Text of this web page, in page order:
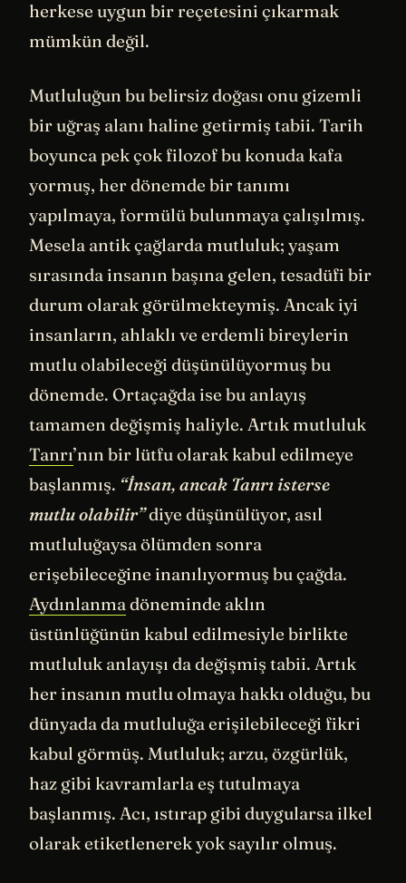
herkese uygun bir reçetesini çıkarmak
mümkün değil.
Mutluluğun bu belirsiz doğası onu gizemli
bir uğraş alanı haline getirmiş tabii. Tarih
boyunca pek çok filozof bu konuda kafa
yormuş, her dönemde bir tanımı
yapılmaya, formülü bulunmaya çalışılmış.
Mesela antik çağlarda mutluluk; yaşam
sırasında insanın başına gelen, tesadüfi bir
durum olarak görülmekteymiş. Ancak iyi
insanların, ahlaklı ve erdemli bireylerin
mutlu olabileceği düşünülüyormuş bu
dönemde. Ortaçağda ise bu anlayış
tamamen değişmiş haliyle. Artık mutluluk
Tanrı’nın bir lütfu olarak kabul edilmeye
başlanmış. “İnsan, ancak Tanrı isterse
mutlu olabilir”diye düşünülüyor, asıl
mutluluğaysa ölümden sonra
erişebileceğine inanılıyormuş bu çağda.
Aydınlanmadöneminde aklın
üstünlüğünün kabul edilmesiyle birlikte
mutluluk anlayışı da değişmiş tabii. Artık
her insanın mutlu olmaya hakkı olduğu, bu
dünyada da mutluluğa erişilebileceği fikri
kabul görmüş. Mutluluk; arzu, özgürlük,
haz gibi kavramlarla eş tutulmaya
başlanmış. Acı, ıstırap gibi duygularsa ilkel
olarak etiketlenerek yok sayılır olmuş.